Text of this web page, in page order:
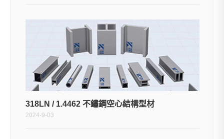
318LN / 1.4462 不鏽鋼空心結構型材
2024-9-03